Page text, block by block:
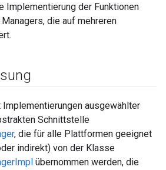
Implementierung der Funktionen
die auf mehreren
ausgewählter
Schnittstelle
, die für alle Plattformen geeignet
indirekt) von der Klasse
übernommen werden, die